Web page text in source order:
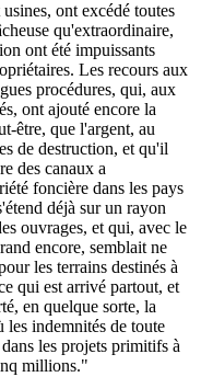
ont excédé toutes
qu'extraordinaire,
ont été impuissants
Les recours aux
procédures, qui, aux
ont ajouté encore la
être, que l'argent, au
de destruction, et qu'il
des canaux a
foncière dans les pays
déjà sur un rayon
ouvrages, et qui, avec le
encore, semblait ne
les terrains destinés à
qui est arrivé partout, et
en quelque sorte, la
les indemnités de toute
les projets primitifs à
millions."